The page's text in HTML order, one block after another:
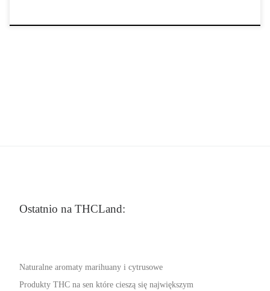
Ostatnio na THCLand:
Naturalne aromaty marihuany i cytrusowe
Produkty THC na sen które cieszą się największym